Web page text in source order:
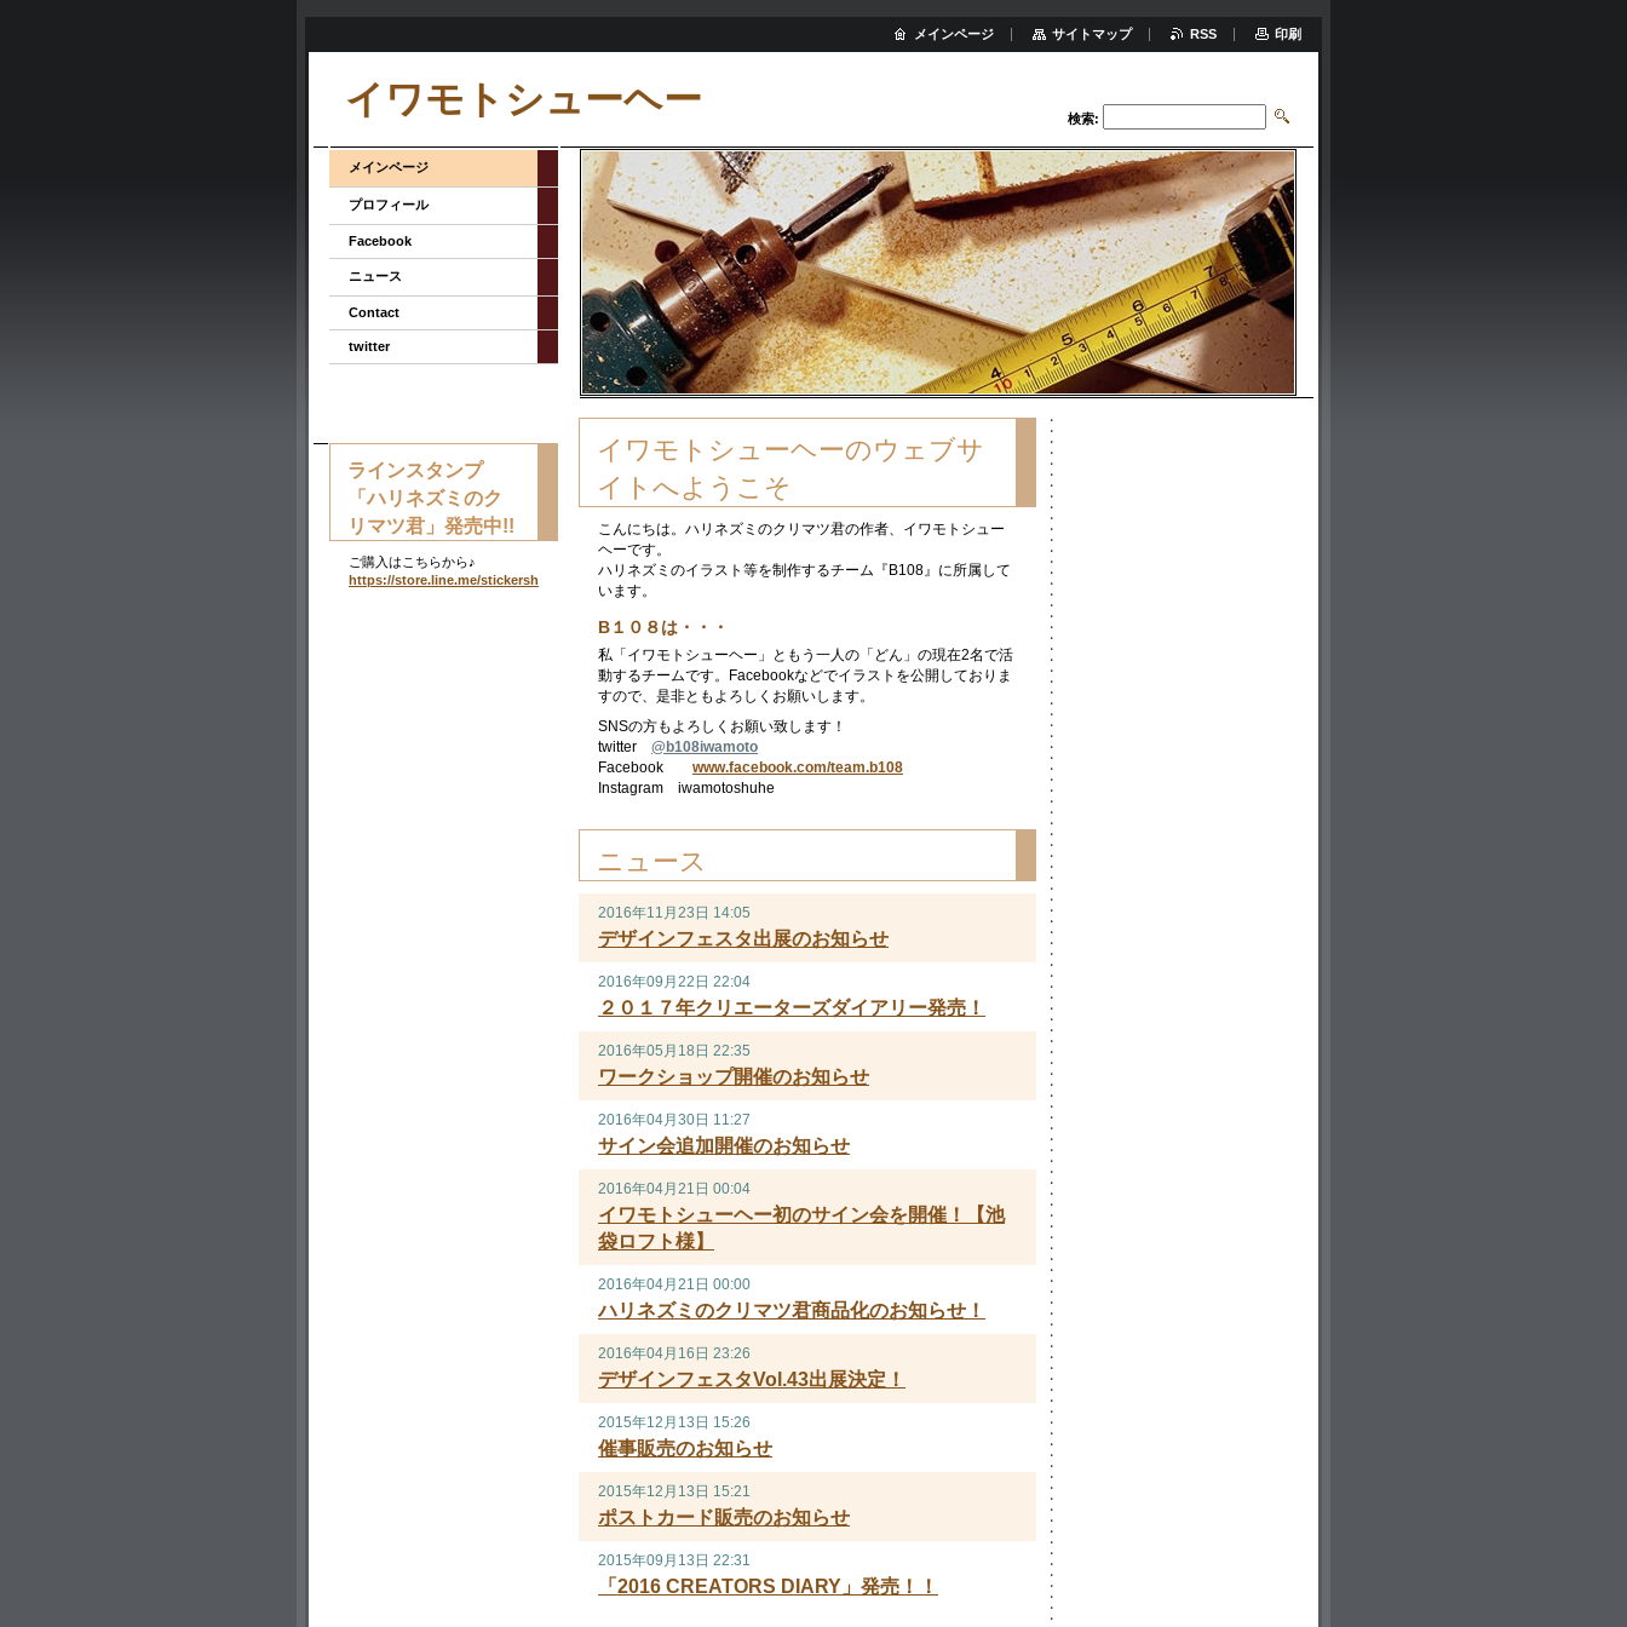
イワモトシューヘー 検索:
イワモトシューヘーのウェブサ
イトへようこそ
こんにちは。ハリネズミのクリマツ君の作者、イワモトシュー
ヘーです。
ハリネズミのイラスト等を制作するチーム『B108』に所属して
います。
B１０８は・・・
私「イワモトシューヘー」ともう一人の「どん」の現在2名で活
動するチームです。Facebookなどでイラストを公開しておりま
すので、是非ともよろしくお願いします。
SNSの方もよろしくお願い致します！
twitter @ b108iwamoto
Facebook www.facebook.com/team.b108
Instagram iwamotoshuhe
ニュース
2016年11月23日 14:05
デザインフェスタ出展のお知らせ
2016年09月22日 22:04
２０１７年クリエーターズダイアリー発売！
2016年05月18日 22:35
ワークショップ開催のお知らせ
2016年04月30日 11:27
サイン会追加開催のお知らせ
2016年04月21日 00:04
イワモトシューヘー初のサイン会を開催！【池
袋ロフト様】
2016年04月21日 00:00
ハリネズミのクリマツ君商品化のお知らせ！
2016年04月16日 23:26
デザインフェスタVol.43出展決定！
2015年12月13日 15:26
催事販売のお知らせ
2015年12月13日 15:21
ポストカード販売のお知らせ
2015年09月13日 22:31
「2016 CREATORS DIARY」発売！！
メインページ
プロフィール
Facebook
ニュース
Contact
twitter
ラインスタンプ
「ハリネズミのク
リマツ君」発売中!!
ご購入はこちらから♪
https://store.line.me/stickershop/product/1076770/ja
メインページ サイトマップ RSS 印刷